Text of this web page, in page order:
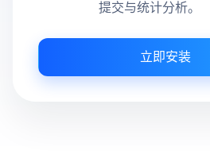
提交与统计分析。
立即安装